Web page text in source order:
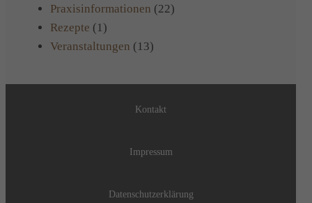
Praxisinformationen (22)
Rezepte (1)
Veranstaltungen (13)
Kontakt
Impressum
Datenschutzerklärung